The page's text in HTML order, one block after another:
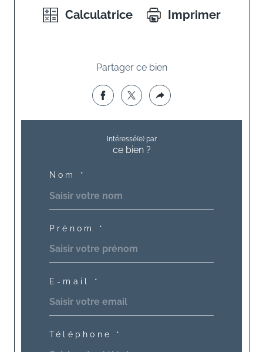
Calculatrice Imprimer
Partager ce bien
Intéressé(e) par
ce bien ?
Nom *
Prénom *
E-mail *
Téléphone *